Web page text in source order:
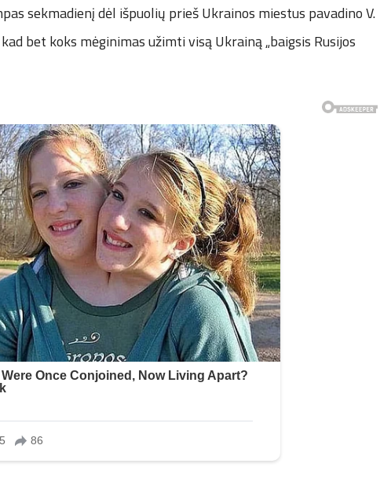
sekmadienį dėl išpuolių prieš Ukrainos miestus pavadino V.
bet koks mėginimas užimti visą Ukrainą „baigsis Rusijos